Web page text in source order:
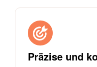
Präzise und